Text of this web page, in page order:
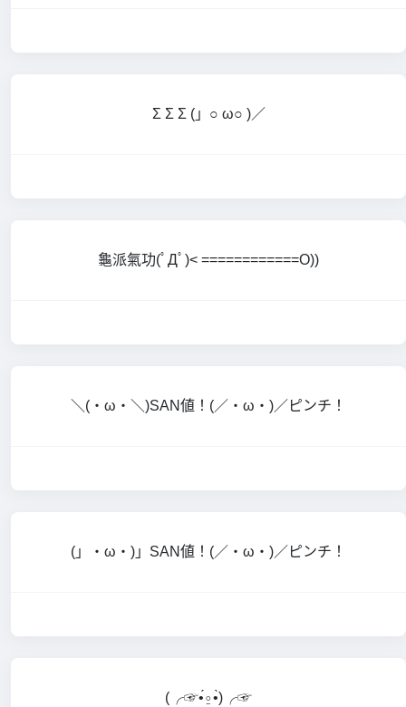
Σ Σ Σ (」○ ω○ )／
龜派氣功(ﾟДﾟ)< ============O))
＼(・ω・＼)SAN値！(／・ω・)／ピンチ！
(」・ω・)」SAN値！(／・ω・)／ピンチ！
(╭☞•́⍛•̀)╭☞